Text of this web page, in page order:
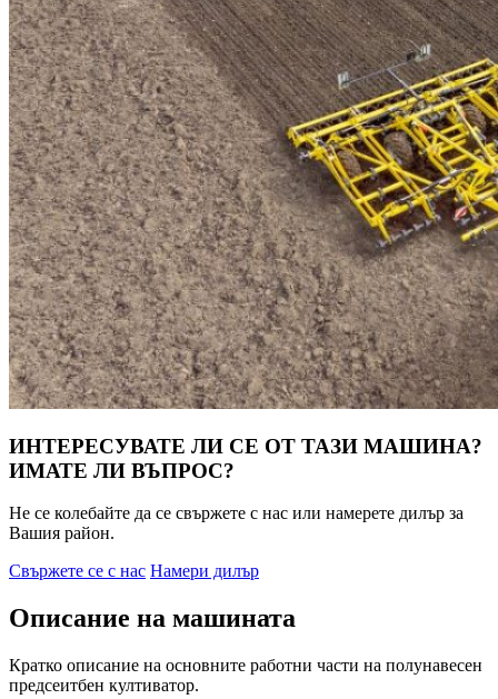
ИНТЕРЕСУВАТЕ ЛИ СЕ ОТ ТАЗИ МАШИНА?
ИМАТЕ ЛИ ВЪПРОС?
Не се колебайте да се свържете с нас или намерете дилър за
Вашия район.
Свържете се с нас Намери дилър
Описание на машината
Кратко описание на основните работни части на полунавесен
предсеитбен култиватор.